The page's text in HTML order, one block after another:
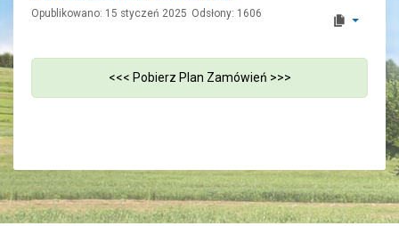
Opublikowano: 15 styczeń 2025 Odsłony: 1606
<<< Pobierz Plan Zamówień >>>